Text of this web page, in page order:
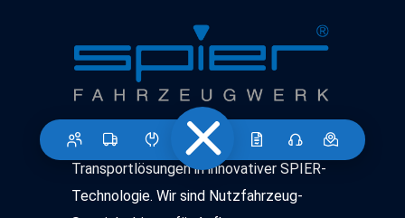
SPIER liefert richtungsweisende
Transportlösungen in innovativer SPIER-
Technologie. Wir sind Nutzfahrzeug-